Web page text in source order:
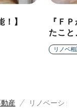
】
『Ｆ
たこ
リノベ
産 リノベーショ